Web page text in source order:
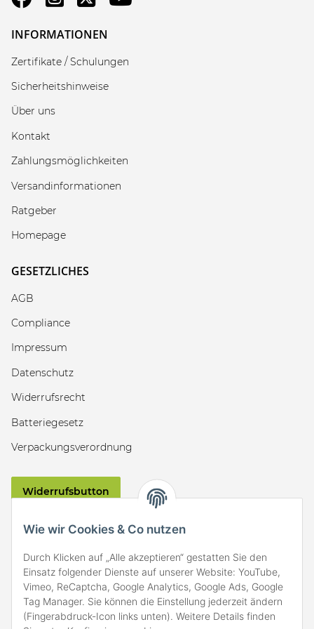
Wie wir Cookies & Co nutzen
Durch Klicken auf „Alle akzeptieren“ gestatten Sie den
Einsatz folgender Dienste auf unserer Website: YouTube,
Vimeo, ReCaptcha, Google Analytics, Google Ads, Google
Tag Manager. Sie können die Einstellung jederzeit ändern
(Fingerabdruck-Icon links unten). Weitere Details finden
INFORMATIONEN
Zertifikate / Schulungen
Sicherheitshinweise
Über uns
Kontakt
Zahlungsmöglichkeiten
Versandinformationen
Ratgeber
Homepage
GESETZLICHES
AGB
Compliance
Impressum
Datenschutz
Widerrufsrecht
Batteriegesetz
Verpackungsverordnung
Widerrufsbutton